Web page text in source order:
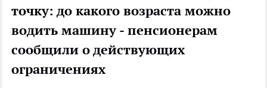
точку: до какого возраста можно
водить машину - пенсионерам
сообщили о действующих
ограничениях